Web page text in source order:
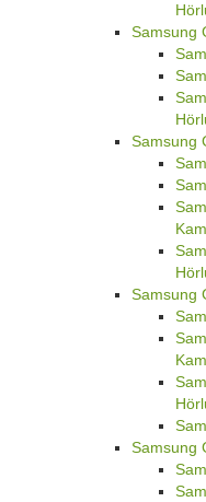
Samsung
Samsung
Samsung
Samsung